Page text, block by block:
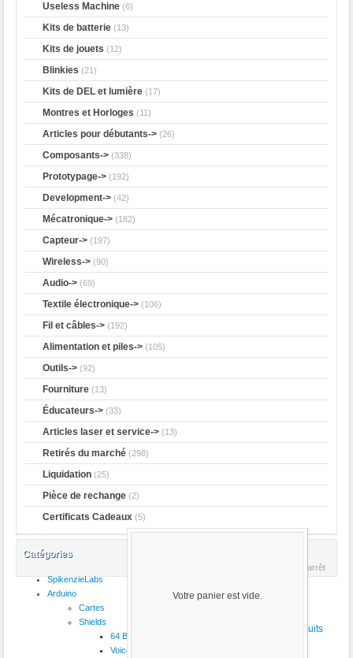
Useless Machine (6)
Kits de batterie (13)
Kits de jouets (12)
Blinkies (21)
Kits de DEL et lumière (17)
Montres et Horloges (11)
Articles pour débutants-> (26)
Composants-> (338)
Prototypage-> (192)
Development-> (42)
Mécatronique-> (182)
Capteur-> (197)
Wireless-> (90)
Audio-> (69)
Textile électronique-> (106)
Fil et câbles-> (192)
Alimentation et piles-> (105)
Outils-> (92)
Fourniture (13)
Éducateurs-> (33)
Articles laser et service-> (13)
Retirés du marché (298)
Liquidation (25)
Pièce de rechange (2)
Certificats Cadeaux (5)
Votre panier est vide.
Catégories
SpikenzieLabs
Arduino
Cartes
Shields
64 Button
VoiceShield
CR2032 avec interrupteur marche-arrêt
Produit 2/7